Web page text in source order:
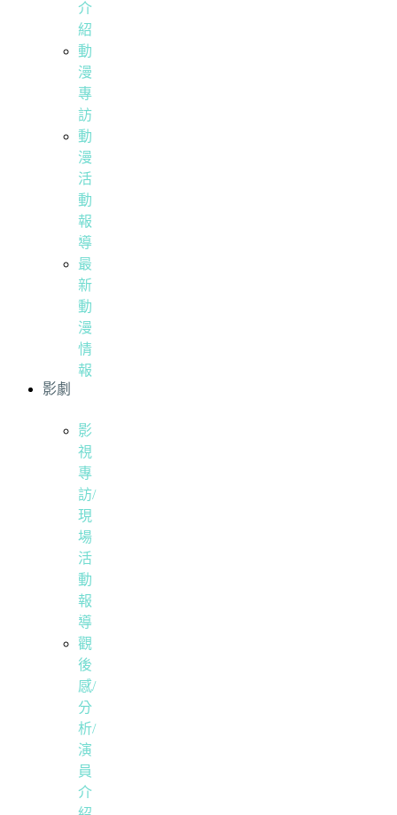
介
紹
動
漫
專
訪
動
漫
活
動
報
導
最
新
動
漫
情
報
影劇
影
視
專
訪/
現
場
活
動
報
導
觀
後
感/
分
析/
演
員
介